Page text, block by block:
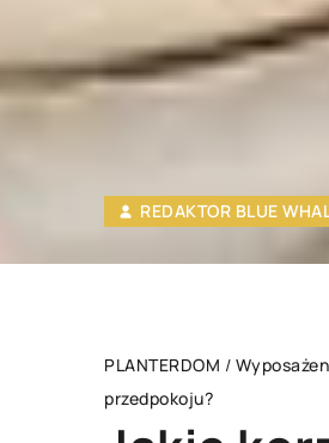
REDAKTOR BLUE
PLANTERDOM /
przedpokoju?